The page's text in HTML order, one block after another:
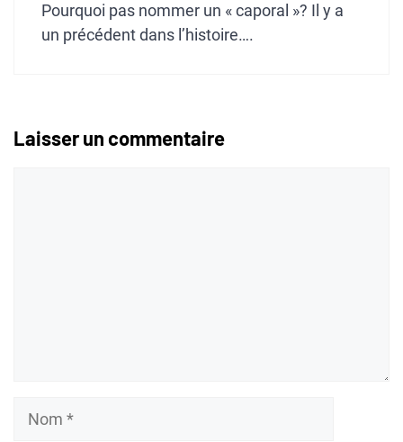
Pourquoi pas nommer un « caporal »? Il y a
un précédent dans l’histoire….
Laisser un commentaire
Nom